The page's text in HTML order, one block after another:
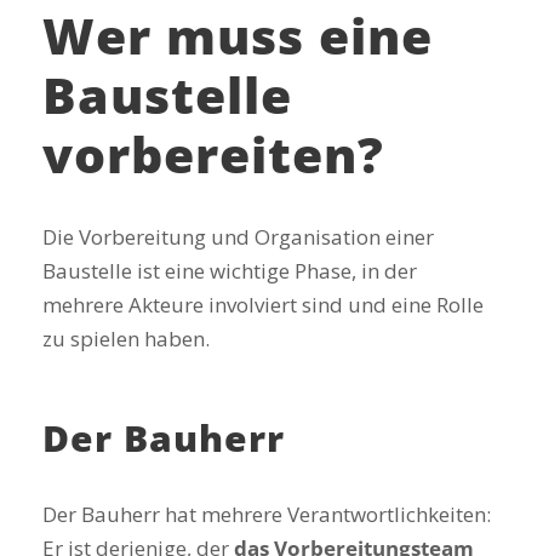
Wer muss eine
Baustelle
vorbereiten?
Die Vorbereitung und Organisation einer
Baustelle ist eine wichtige Phase, in der
mehrere Akteure involviert sind und eine Rolle
zu spielen haben.
Der Bauherr
Der Bauherr hat mehrere Verantwortlichkeiten:
Er ist derjenige, derdas Vorbereitungsteam